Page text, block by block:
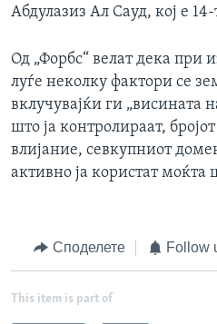
Абдулазиз Ал Сауд, кој е
Од „Форбс“ велат дека при
луѓе неколку фактори се
вклучувајќи ги „висината
што ја контролираат,
влијание, севкупниот
активно ја користат моќта
Споделете Follow
This item is part of